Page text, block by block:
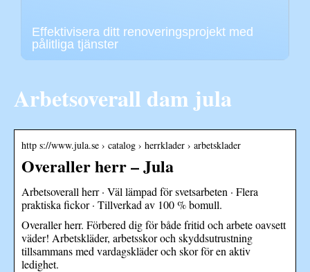
Effektivisera ditt renoveringsprojekt med
pålitliga tjänster
Arbetsoverall dam jula
http s://www.jula.se › catalog › herrklader › arbetsklader
Overaller herr – Jula
Arbetsoverall herr · Väl lämpad för svetsarbeten · Flera
praktiska fickor · Tillverkad av 100 % bomull.
Overaller herr. Förbered dig för både fritid och arbete oavsett
väder! Arbetskläder, arbetsskor och skyddsutrustning
tillsammans med vardagskläder och skor för en aktiv
ledighet.